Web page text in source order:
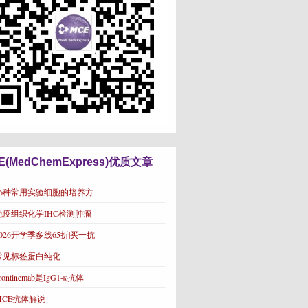
优质文章
种常用实验细胞的培养方
疫组织化学IHC检测肿瘤
开学季多线65折|买一抗
见标签蛋白纯化
是IgG1-κ抗体
抗体解说